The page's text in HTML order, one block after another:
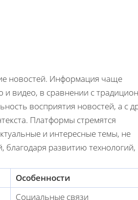
новостей. Информация чаще
и видео, в сравнении с
восприятия новостей, а с
Платформы стремятся
и интересные темы, не
развитию технологий,
Особенности
Социальные связи